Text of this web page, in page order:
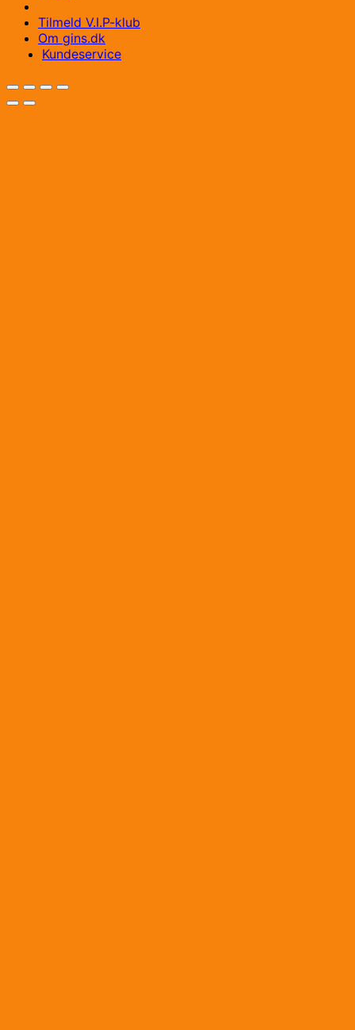
Tilmeld V.I.P-klub
Om gins.dk
Kundeservice